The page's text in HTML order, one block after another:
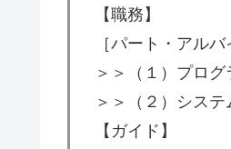
【職務】
［パート・アルバ
＞＞（１）プログ
＞＞（２）シス
【ガイド】